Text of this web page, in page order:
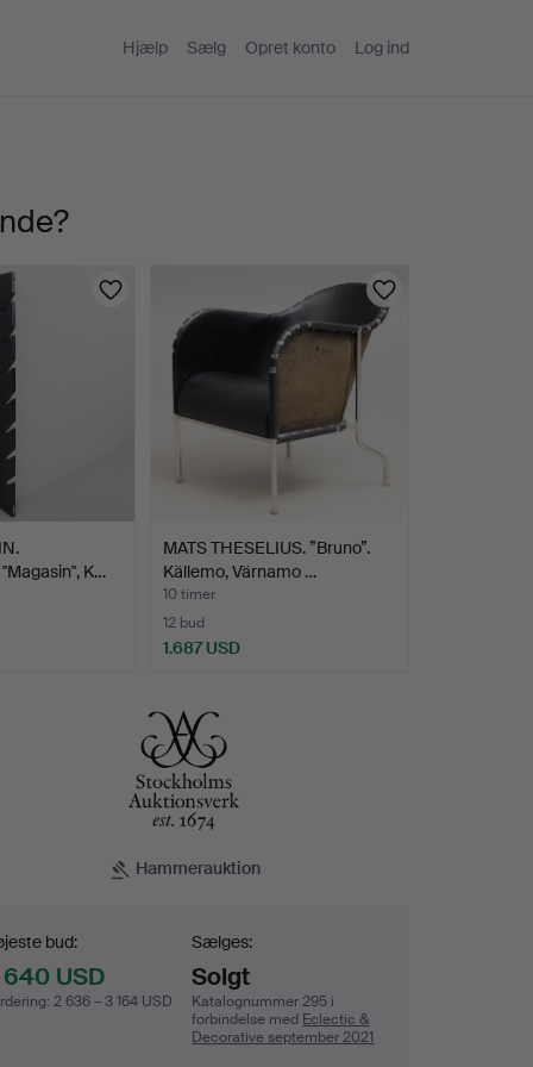
Hjælp Sælg Opret konto Log ind
K…
MATS THESELIUS. ”Bruno”.
Källemo, Värnamo …
10 timer
12 bud
1.687 USD
Hammerauktion
bud:
USD
: 2 636 – 3 164 USD
Sælges:
Solgt
Katalognummer 295 i
forbindelse med Eclectic &
Decorative september 2021